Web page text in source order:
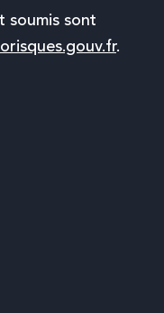
soumis sont
.